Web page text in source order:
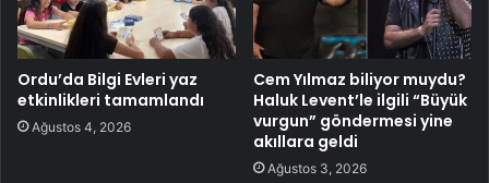
Ordu’da Bilgi Evleri yaz
etkinlikleri tamamlandı
Ağustos 4, 2026
Cem Yılmaz biliyor muydu?
Haluk Levent’le ilgili “Büyük
vurgun” göndermesi yine
akıllara geldi
Ağustos 3, 2026